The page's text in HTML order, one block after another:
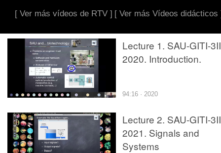
[ Ver más vídeos de RTV ] [ Ver más Vídeos didácticos
Lecture 1. SAU-GITI-
2020. Introduction.
94:16 · 2020
Lecture 2. SAU-GITI-
2021. Signals and
Systems